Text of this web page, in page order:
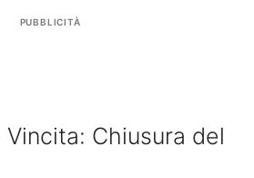
PUBBLICITÀ
Vincita: Chiusura del